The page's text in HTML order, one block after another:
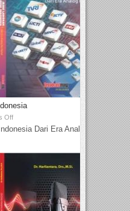
Off
Dari Era Analog